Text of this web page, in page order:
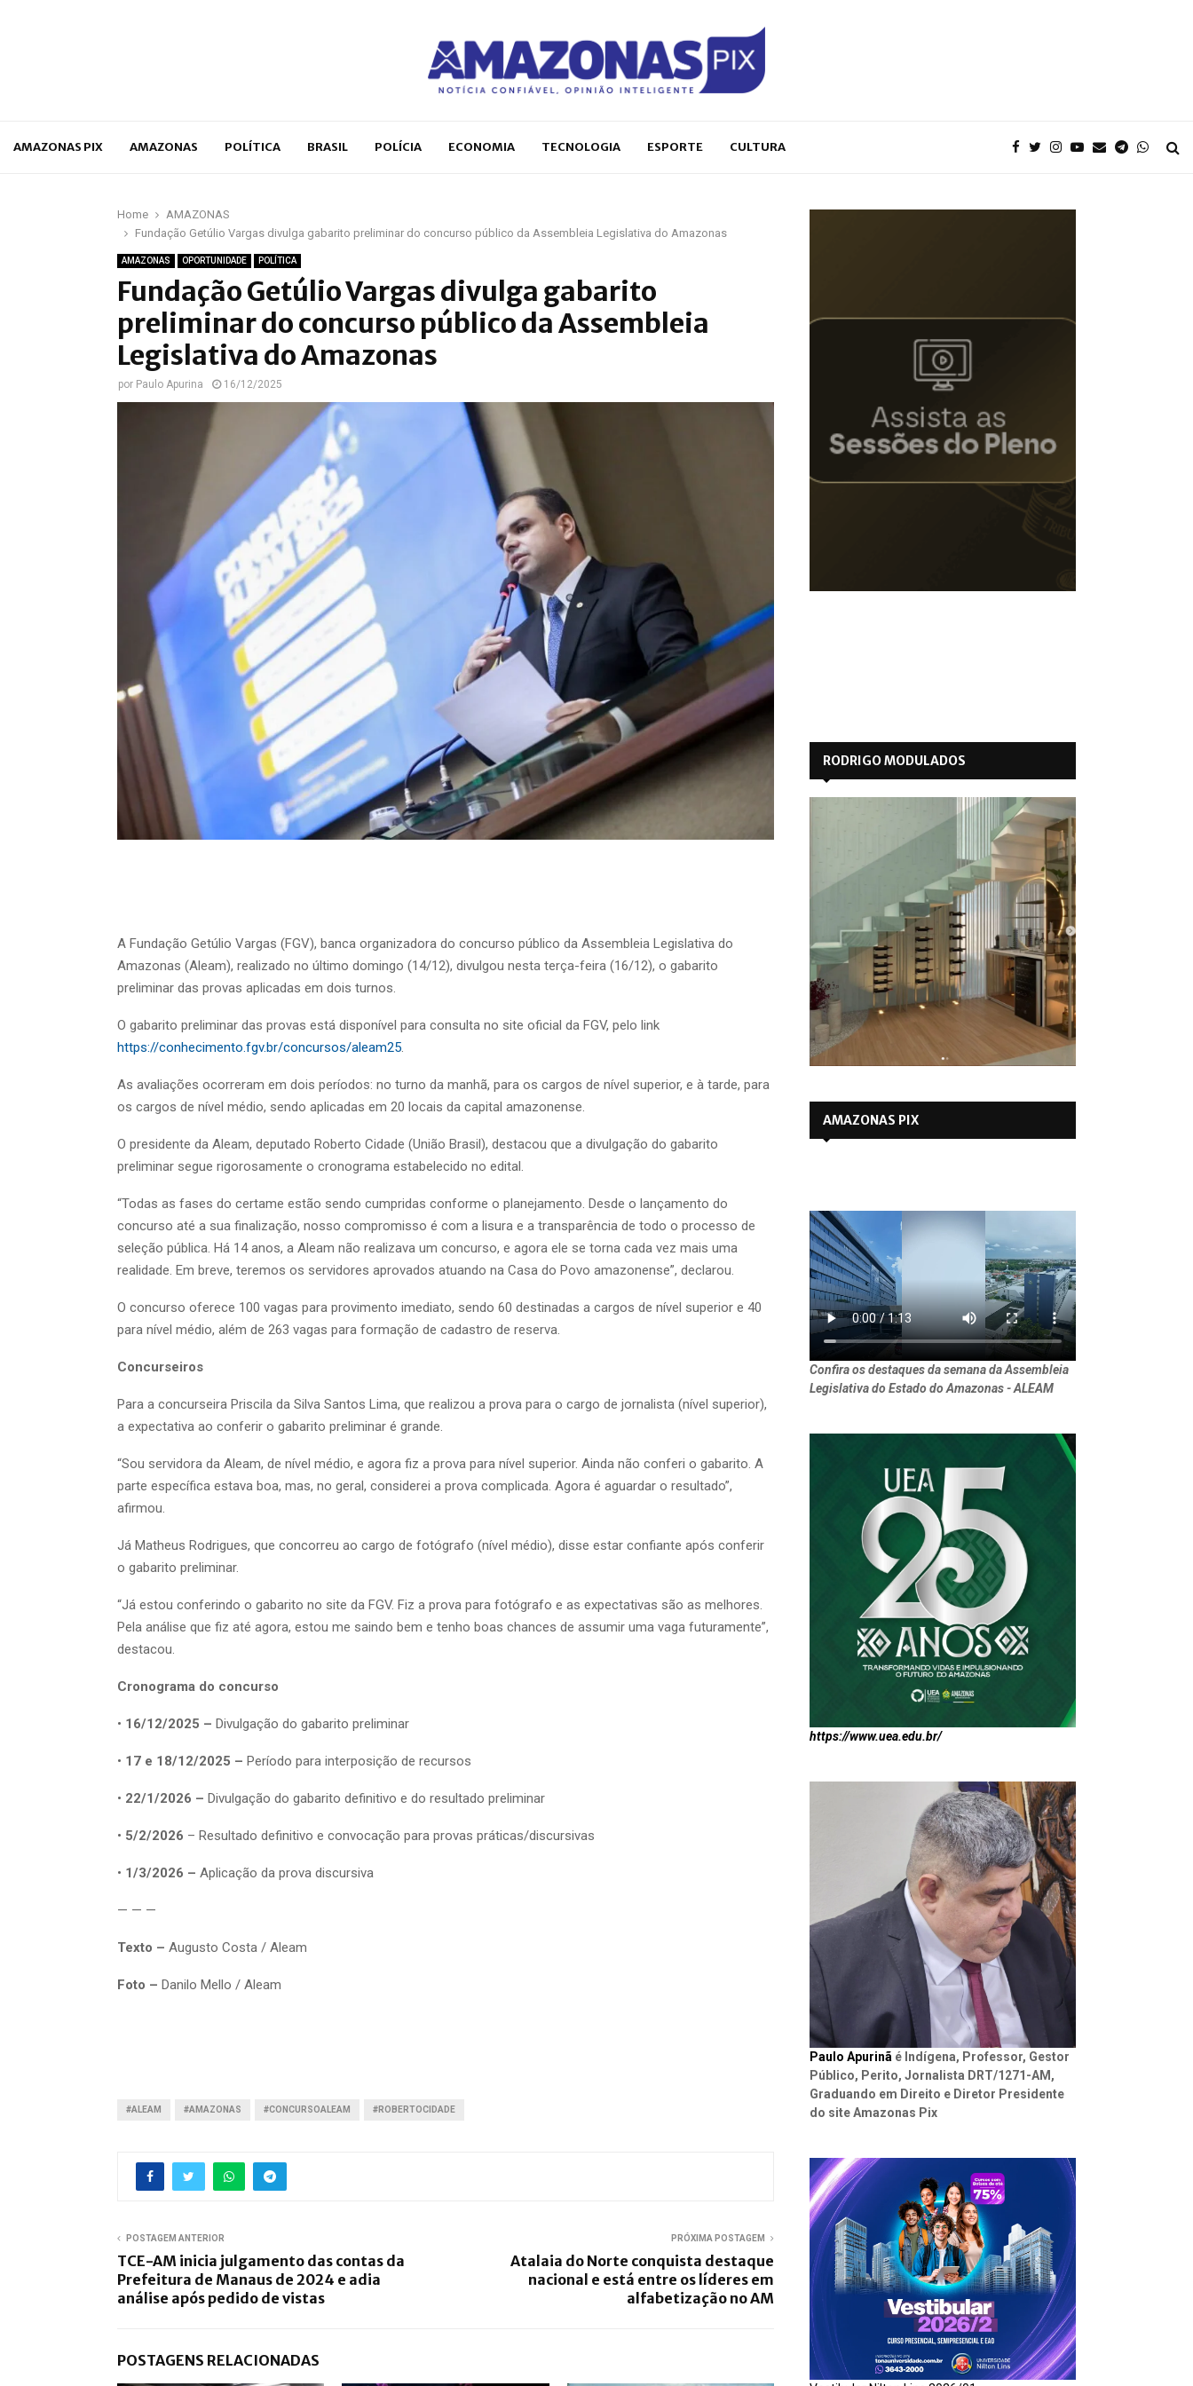
AMAZONAS PIX AMAZONAS POLÍTICA BRASIL POLÍCIA ECONOMIA TECNOLOGIA ESPORTE CULTURA
Home
AMAZONAS
Fundação Getúlio Vargas divulga gabarito preliminar do concurso público da Assembleia Legislativa do Amazonas
AMAZONAS OPORTUNIDADE POLÍTICA
Fundação Getúlio Vargas divulga gabarito
preliminar do concurso público da Assembleia
Legislativa do Amazonas
por Paulo Apurina 16/12/2025
A Fundação Getúlio Vargas (FGV), banca organizadora do concurso público da Assembleia Legislativa do
Amazonas (Aleam), realizado no último domingo (14/12), divulgou nesta terça-feira (16/12), o gabarito
preliminar das provas aplicadas em dois turnos.
O gabarito preliminar das provas está disponível para consulta no site oficial da FGV, pelo link
https://conhecimento.fgv.br/concursos/aleam25.
As avaliações ocorreram em dois períodos: no turno da manhã, para os cargos de nível superior, e à tarde, para
os cargos de nível médio, sendo aplicadas em 20 locais da capital amazonense.
O presidente da Aleam, deputado Roberto Cidade (União Brasil), destacou que a divulgação do gabarito
preliminar segue rigorosamente o cronograma estabelecido no edital.
“Todas as fases do certame estão sendo cumpridas conforme o planejamento. Desde o lançamento do
concurso até a sua finalização, nosso compromisso é com a lisura e a transparência de todo o processo de
seleção pública. Há 14 anos, a Aleam não realizava um concurso, e agora ele se torna cada vez mais uma
realidade. Em breve, teremos os servidores aprovados atuando na Casa do Povo amazonense”, declarou.
O concurso oferece 100 vagas para provimento imediato, sendo 60 destinadas a cargos de nível superior e 40
para nível médio, além de 263 vagas para formação de cadastro de reserva.
Concurseiros
Para a concurseira Priscila da Silva Santos Lima, que realizou a prova para o cargo de jornalista (nível superior),
a expectativa ao conferir o gabarito preliminar é grande.
“Sou servidora da Aleam, de nível médio, e agora fiz a prova para nível superior. Ainda não conferi o gabarito. A
parte específica estava boa, mas, no geral, considerei a prova complicada. Agora é aguardar o resultado”,
afirmou.
Já Matheus Rodrigues, que concorreu ao cargo de fotógrafo (nível médio), disse estar confiante após conferir
o gabarito preliminar.
“Já estou conferindo o gabarito no site da FGV. Fiz a prova para fotógrafo e as expectativas são as melhores.
Pela análise que fiz até agora, estou me saindo bem e tenho boas chances de assumir uma vaga futuramente”,
destacou.
Cronograma do concurso
• 16/12/2025 – Divulgação do gabarito preliminar
• 17 e 18/12/2025 – Período para interposição de recursos
• 22/1/2026 – Divulgação do gabarito definitivo e do resultado preliminar
• 5/2/2026 – Resultado definitivo e convocação para provas práticas/discursivas
• 1/3/2026 – Aplicação da prova discursiva
— — —
Texto – Augusto Costa / Aleam
Foto – Danilo Mello / Aleam
#ALEAM #AMAZONAS #CONCURSOALEAM #ROBERTOCIDADE
POSTAGEM ANTERIOR
TCE-AM inicia julgamento das contas da
Prefeitura de Manaus de 2024 e adia
análise após pedido de vistas
PRÓXIMA POSTAGEM
Atalaia do Norte conquista destaque
nacional e está entre os líderes em
alfabetização no AM
POSTAGENS RELACIONADAS
RODRIGO MODULADOS
AMAZONAS PIX
Confira os destaques da semana da Assembleia
Legislativa do Estado do Amazonas - ALEAM
https://www.uea.edu.br/
Paulo Apurinã é Indígena, Professor, Gestor
Público, Perito, Jornalista DRT/1271-AM,
Graduando em Direito e Diretor Presidente
do site Amazonas Pix